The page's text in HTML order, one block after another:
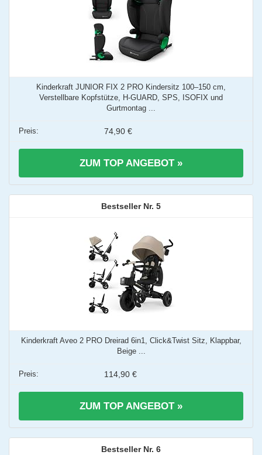
Kinderkraft JUNIOR FIX 2 PRO Kindersitz 100–150 cm,
Verstellbare Kopfstütze, H-GUARD, SPS, ISOFIX und
Gurtmontag ...
74,90 €
ZUM TOP ANGEBOT »
5
Kinderkraft Aveo 2 PRO Dreirad 6in1, Click&Twist Sitz, Klappbar,
Beige ...
114,90 €
ZUM TOP ANGEBOT »
6